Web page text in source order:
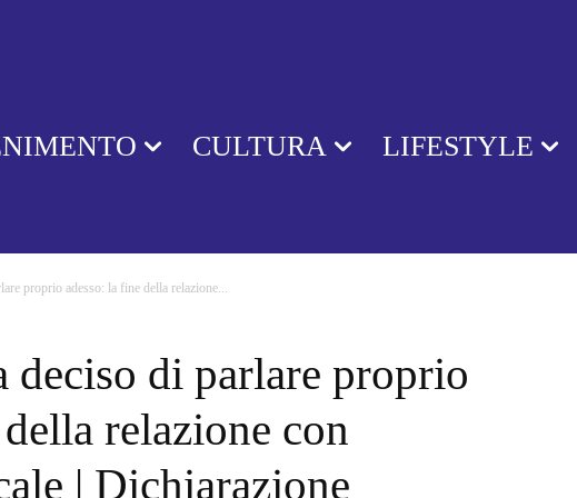
CULTURA LIFESTYLE
proprio adesso: la fine della relazione...
deciso di parlare proprio
relazione con
| Dichiarazione